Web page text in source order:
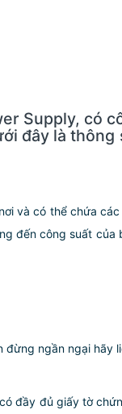
Supply, có
đây là
và có thể chứa
đến công suất
ngần ngại hãy
đầy đủ giấy tờ